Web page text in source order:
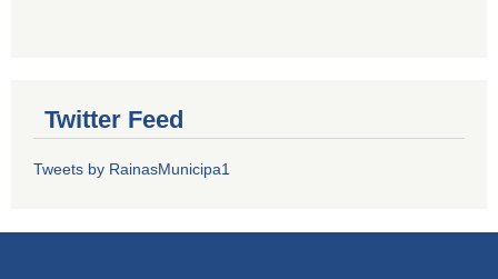
Twitter Feed
Tweets by RainasMunicipa1